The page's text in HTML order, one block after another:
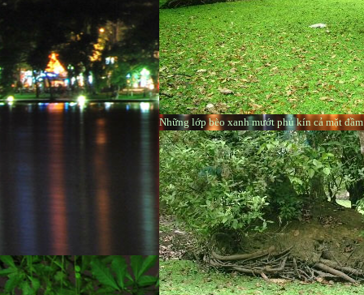
Những lớp bèo xanh mướt phủ kín cả mặt đầm